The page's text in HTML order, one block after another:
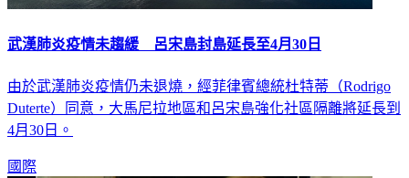
武漢肺炎疫情未趨緩 呂宋島封島延長至4月30日
由於武漢肺炎疫情仍未退燒，經菲律賓總統杜特蒂（Rodrigo
Duterte）同意，大馬尼拉地區和呂宋島強化社區隔離將延長到
4月30日。
國際